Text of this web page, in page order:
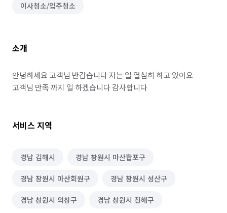
이사청소/입주청소
소개
안녕하세요 고객님 반갑습니다 저는 일 열심히 하고 있어요
서비스 지역
경남 김해시 경남 창원시 마산합포구
경남 창원시 마산회원구 경남 창원시 성산구
경남 창원시 의창구 경남 창원시 진해구